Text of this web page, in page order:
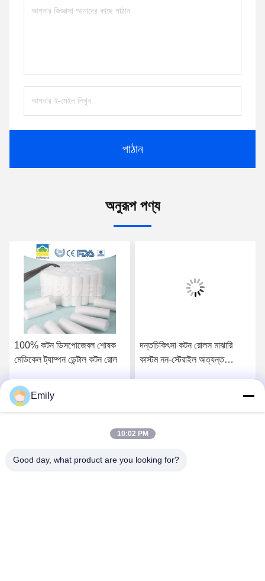
পাঠান
অনুরূপ পণ্য
100% কটন ডিসপোজেবল শোষক
মেডিকেল ট্যাম্পন ডেন্টাল কটন রোল
দন্তচিকিৎসা কটন রোলস মাঝারি
কাস্টম নন-স্টেরাইল অত্যন্ত
১০*৩৮মিমি সুস্বাস্থ্য ১০০% খাঁটি
কটন রোলস
Emily
10:02 PM
Good day, what product are you looking for?